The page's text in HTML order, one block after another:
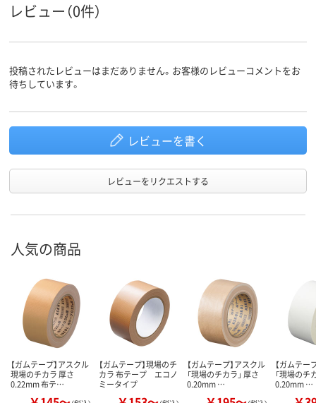
レビュー（0件）
投稿されたレビューはまだありません。お客様のレビューコメントをお
待ちしています。
レビューを書く
レビューをリクエストする
人気の商品
【ガムテープ】アスクル
現場のチカラ 厚さ
0.22mm 布テ…
【ガムテープ】現場のチ
カラ 布テープ エコノ
ミータイプ
【ガムテープ】アスクル
「現場のチカラ」 厚さ
0.20mm …
【ガムテー
「現場のチ
0.20mm …